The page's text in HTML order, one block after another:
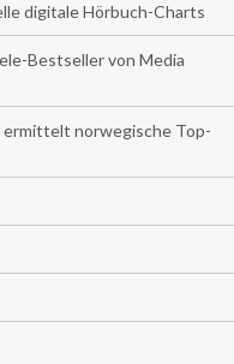
digitale Hörbuch-Charts
Bestseller von Media
norwegische Top-